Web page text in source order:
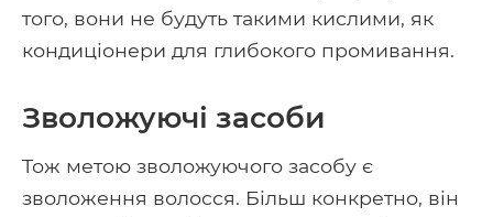
того, вони не будуть такими кислими, як
кондиціонери для глибокого промивання.
Зволожуючі засоби
Тож метою зволожуючого засобу є
зволоження волосся. Більш конкретно, він